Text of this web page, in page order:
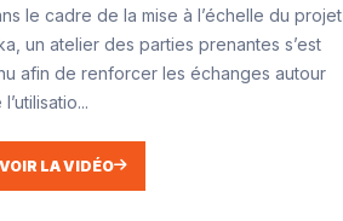
le cadre de la mise à l’échelle du projet
un atelier des parties prenantes s’est
afin de renforcer les échanges autour
VOIR LA VIDÉO